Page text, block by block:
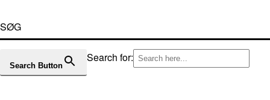
SØG
Search for:
Search Button